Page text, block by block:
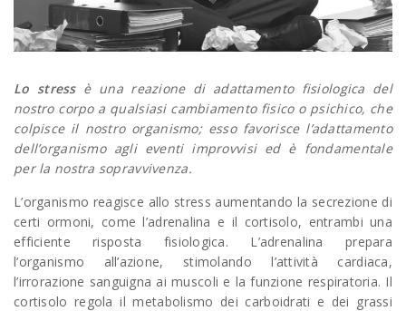
Lo stressè una reazione di adattamento fisiologica del
nostro corpo a qualsiasi cambiamento fisico o psichico, che
colpisce il nostro organismo; esso favorisce l’adattamento
dell’organismo agli eventi improvvisi ed è fondamentale
per la nostra sopravvivenza.
L’organismo reagisce allo stress aumentando la secrezione di
certi ormoni, come l’adrenalina e il cortisolo, entrambi una
efficiente risposta fisiologica. L’adrenalina prepara
l’organismo all’azione, stimolando l’attività cardiaca,
l’irrorazione sanguigna ai muscoli e la funzione respiratoria. Il
cortisolo regola il metabolismo dei carboidrati e dei grassi